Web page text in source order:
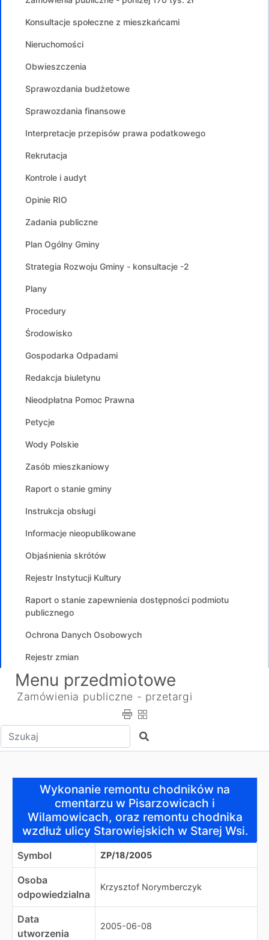
Konsultacje społeczne z mieszkańcami
Nieruchomości
Obwieszczenia
Sprawozdania budżetowe
Sprawozdania finansowe
Interpretacje przepisów prawa podatkowego
Rekrutacja
Kontrole i audyt
Opinie RIO
Zadania publiczne
Plan Ogólny Gminy
Strategia Rozwoju Gminy - konsultacje -2
Plany
Procedury
Środowisko
Gospodarka Odpadami
Redakcja biuletynu
Nieodpłatna Pomoc Prawna
Petycje
Wody Polskie
Zasób mieszkaniowy
Raport o stanie gminy
Instrukcja obsługi
Informacje nieopublikowane
Objaśnienia skrótów
Rejestr Instytucji Kultury
Raport o stanie zapewnienia dostępności podmiotu
publicznego
Ochrona Danych Osobowych
Rejestr zmian
Menu przedmiotowe
Zamówienia publiczne - przetargi
Wpisz tekst do wyszukania Szukaj
Wykonanie remontu chodników na cmentarzu w
Wykonanie remontu chodników na
cmentarzu w Pisarzowicach i
Wilamowicach, oraz remontu chodnika
wzdłuż ulicy Starowiejskich w Starej Wsi.
Symbol ZP/18/2005
Osoba
odpowiedzialna
Krzysztof Norymberczyk
Data
utworzenia
2005-06-08